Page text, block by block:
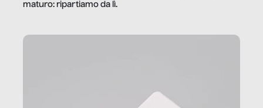
maturo: ripartiamo da lì.